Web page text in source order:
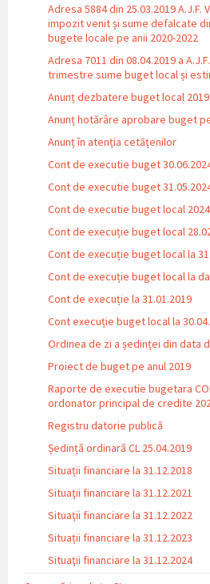
Adresa 5884 din 25.03.2019
impozit venit și sume defalcate
bugete locale pe anii 2020-2022
Adresa 7011 din 08.04.2019 a
trimestre sume buget local și
Anunț dezbatere buget local 2019
Anunț hotărâre aprobare buget
Anunț în atenția cetățenilor
Cont de executie buget
Cont de executie buget
Cont de executie buget local 2024
Cont de execuție buget local
Cont de execuție buget local la
Cont de execuție buget local la
Cont de execuție la 31.01.2019
Cont execuție buget local la
Ordinea de zi a ședinței din data
Proiect de buget pe anul 2019
Raporte de executie bugetara
ordonator principal de credite
Registru datorie publică
Ședință ordinară CL 25.04.2019
Situații financiare la 31.12.2018
Situaţii financiare la 31.12.2021
Situaţii financiare la 31.12.2022
Situații financiare la 31.12.2023
Situaţii financiare la 31.12.2024